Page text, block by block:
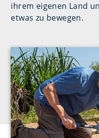
ihrem eigenen Land
etwas zu bewegen.